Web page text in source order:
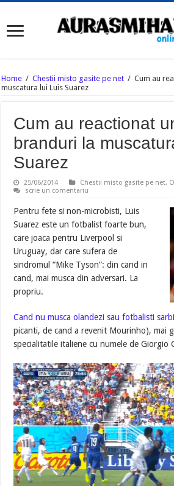
Home / Chestii misto gasite pe net / Cum au
muscatura lui Luis Suarez
Cum au reactionat
branduri la
Suarez
25/06/2014 Chestii misto gasite pe net,
scrie un comentariu
Pentru fete si non-microbisti, Luis
Suarez este un fotbalist foarte bun,
care joaca pentru Liverpool si
Uruguay, dar care sufera de
sindromul “Mike Tyson”: din cand in
cand, mai musca din adversari. La
propriu.
Cand nu musca olandezi sau fotbalisti
picanti, de cand a revenit Mourinho), mai
specialitatile italiene cu numele de Giorgio